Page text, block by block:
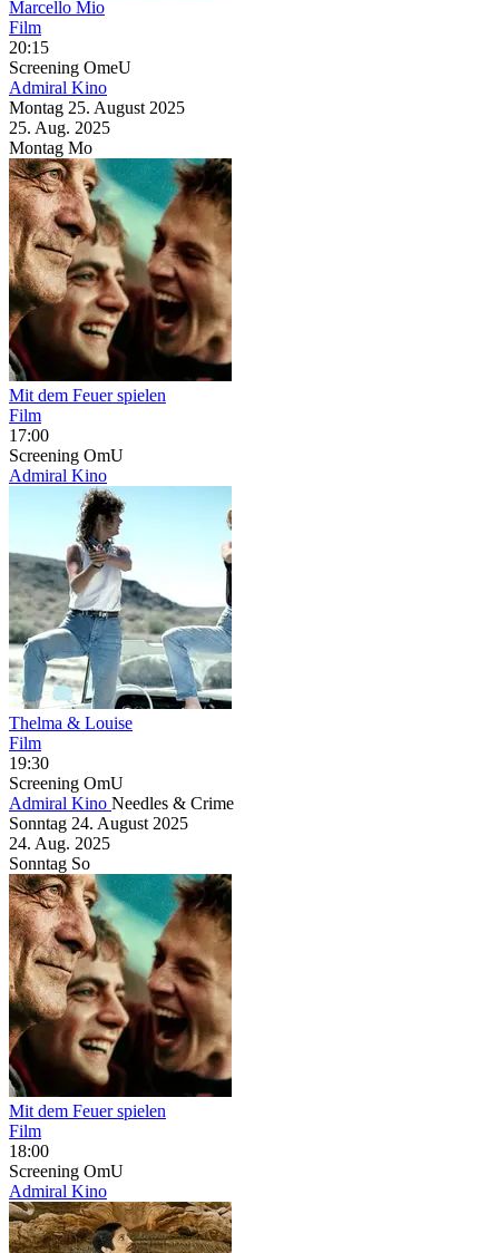
Marcello Mio
Film
20:15
Screening OmeU
Admiral Kino
Montag 25. August 2025
25. Aug. 2025
Montag Mo
Mit dem Feuer spielen
Film
17:00
Screening OmU
Admiral Kino
Thelma & Louise
Film
19:30
Screening OmU
Admiral Kino Needles & Crime
Sonntag 24. August 2025
24. Aug. 2025
Sonntag So
Mit dem Feuer spielen
Film
18:00
Screening OmU
Admiral Kino